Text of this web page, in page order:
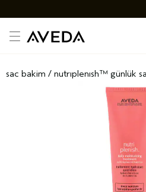
sac bakim / nutriplenish™ günlük